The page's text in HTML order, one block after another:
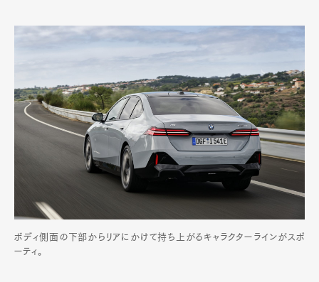
ボディ側面の下部からリアにかけて持ち上がるキャラクターラインがスポ
ーティ。